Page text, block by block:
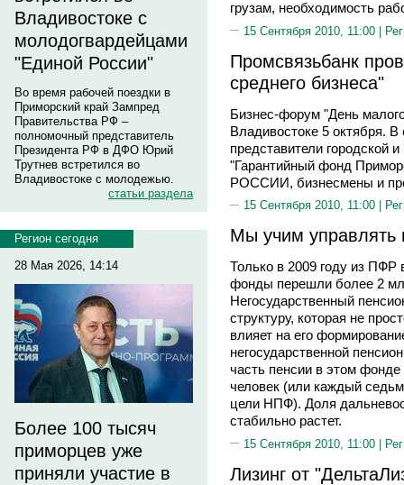
Владивостоке с
молодогвардейцами
"Единой России"
Во время рабочей поездки в
Приморский край Зампред
Правительства РФ –
полномочный представитель
Президента РФ в ДФО Юрий
Трутнев встретился во
Владивостоке с молодежью.
статьи раздела
Регион сегодня
28 Мая 2026, 14:14
Более 100 тысяч
приморцев уже
приняли участие в
грузам, необходимость
15 Сентября 2010, 11:00 |
Промсвязьбанк
среднего бизнеса"
Бизнес-форум "День
Владивостоке 5 октября. В
представители городской
"Гарантийный фонд
РОССИИ, бизнесмены и
15 Сентября 2010, 11:00 |
Мы учим управлять
Только в 2009 году из ПФР
фонды перешли более 2
Негосударственный
структуру, которая не
влияет на его
негосударственной
часть пенсии в этом
человек (или каждый
цели НПФ). Доля
стабильно растет.
15 Сентября 2010, 11:00 |
Лизинг от